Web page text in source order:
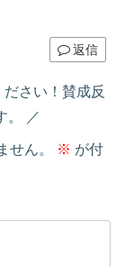
返信
さい！賛成反
。
せん。 ※ が付